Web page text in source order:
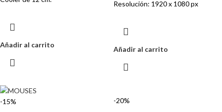
Añadir al carrito
Resolución: 1920 x 1080 px
Añadir al carrito
-15% -20%